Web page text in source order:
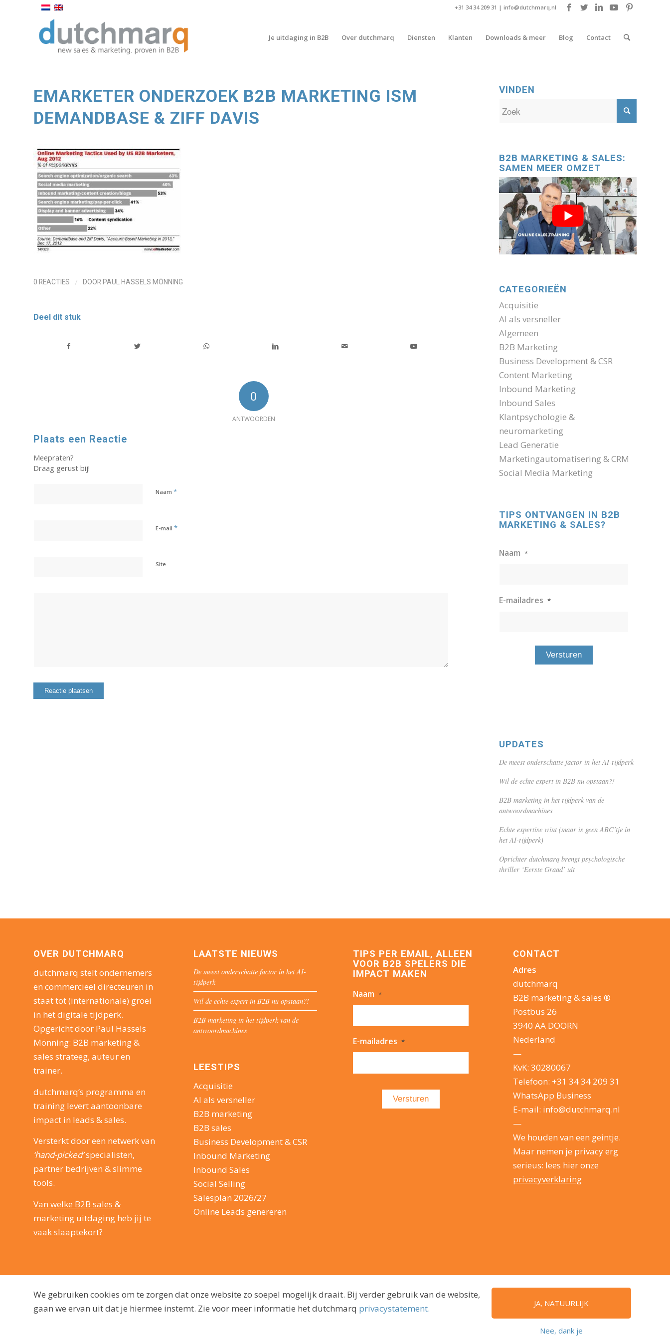
+31 34 34 209 31 | info@dutchmarq.nl
Je uitdaging in B2B Over dutchmarq Diensten Klanten Downloads & meer Blog Contact
EMARKETER ONDERZOEK B2B MARKETING ISM
DEMANDBASE & ZIFF DAVIS
0 REACTIES / DOOR PAUL HASSELS MÖNNING
Deel dit stuk
0
ANTWOORDEN
Plaats een Reactie
Meepraten?
Draag gerust bij!
Naam *
E-mail *
Site
VINDEN
B2B MARKETING & SALES:
SAMEN MEER OMZET
CATEGORIEËN
Acquisitie
AI als versneller
Algemeen
B2B Marketing
Business Development & CSR
Content Marketing
Inbound Marketing
Inbound Sales
Klantpsychologie &
neuromarketing
Lead Generatie
Marketingautomatisering & CRM
Social Media Marketing
TIPS ONTVANGEN IN B2B
MARKETING & SALES?
Naam *
E-mailadres *
UPDATES
De meest onderschatte factor in het AI-tijdperk
Wil de echte expert in B2B nu opstaan?!
B2B marketing in het tijdperk van de
antwoordmachines
Echte expertise wint (maar is geen ABC’tje in
het AI-tijdperk)
Oprichter dutchmarq brengt psychologische
thriller ‘Eerste Graad’ uit
OVER DUTCHMARQ
dutchmarq stelt ondernemers
en commercieel directeuren in
staat tot (internationale) groei
in het digitale tijdperk.
Opgericht door Paul Hassels
Mönning: B2B marketing &
sales strateeg, auteur en
trainer.
dutchmarq’s programma en
training levert aantoonbare
impact in leads & sales.
Versterkt door een netwerk van
‘hand-picked’specialisten,
partner bedrijven & slimme
tools.
Van welke B2B sales &
marketing uitdaging heb jij te
vaak slaaptekort?
LAATSTE NIEUWS
De meest onderschatte factor in het AI-
tijdperk
Wil de echte expert in B2B nu opstaan?!
B2B marketing in het tijdperk van de
antwoordmachines
LEESTIPS
Acquisitie
AI als versneller
B2B marketing
B2B sales
Business Development & CSR
Inbound Marketing
Inbound Sales
Social Selling
Salesplan 2026/27
Online Leads genereren
TIPS PER EMAIL, ALLEEN
VOOR B2B SPELERS DIE
IMPACT MAKEN
Naam *
E-mailadres *
CONTACT
Adres
dutchmarq
B2B marketing & sales ®
Postbus 26
3940 AA DOORN
Nederland
—
KvK: 30280067
Telefoon: +31 34 34 209 31
WhatsApp Business
E-mail: info@dutchmarq.nl
—
We houden van een geintje.
Maar nemen je privacy erg
serieus: lees hier onze
privacyverklaring
We gebruiken cookies om te zorgen dat onze website zo soepel mogelijk draait. Bij verder gebruik van de website,
gaan we ervan uit dat je hiermee instemt. Zie voor meer informatie het dutchmarq privacystatement. JA, NATUURLIJK
Nee, dank je